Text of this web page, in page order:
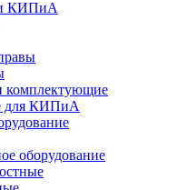
КИПиА
комплектующие
для КИПиА
оборудование